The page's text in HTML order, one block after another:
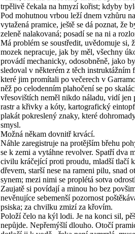
trpělivě čekala na hmyzí kořist; kdyby
Pod mohutnou vrbou leží dnem vzhůru
vytažená pramice, ještě se dá poznat, že
zeleně nalakovaná; posadí se na ni a
Má problém se soustředit, uvědomuje si,
mozek nepracuje, jak by měl, všechny
provádí mechanicky, odosobněně, jako
sledoval v některém z těch instruktážním
které jim promítali po večerech v
něž po celodenním plahočení se po
vřesovištích neměl nikdo náladu, vidí jen
rastr a křivky a kóty, kartografický
plakát pokreslený znaky, které
smysl.
Možná někam dovnitř krvácí.
Náhle zaregistruje na protějším břehu
se k zemi a vytáhne revolver. Spatří dva
civilu kráčející proti proudu, mladší tlačí
dřevem, starší nese na rameni pilu, snad
synem; mezi nimi se proplétá sotva
Zaujatě si povídají a minou ho bez
nevěnujíce sebemenší pozornost
psiska; za chvilku zmizí za křovím.
Položí čelo na kýl lodi. Je na konci sil,
nepůjde. Nepřemýšlí dlouho. Otočí